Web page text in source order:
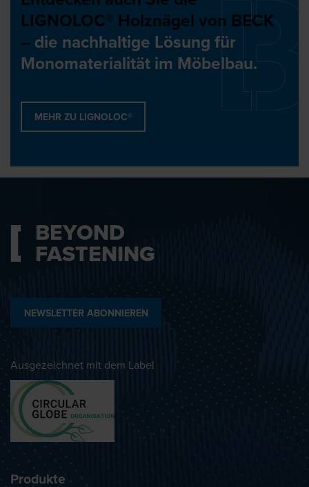
LIGNOLOC® Holznägel von BECK
– die nachhaltige Lösung für
Monomaterialität im Möbelbau.
MEHR ZU LIGNOLOC®
BEYOND
FASTENING
NEWSLETTER ABONNIEREN
Ausgezeichnet mit dem Label
Produkte